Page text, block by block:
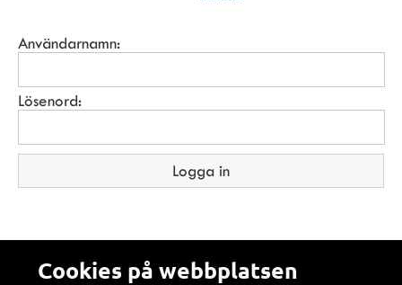
Användarnamn:
Lösenord:
Cookies på webbplatsen